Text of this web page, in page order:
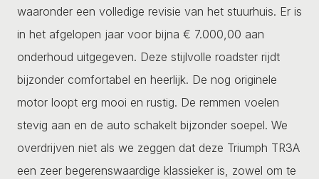
waaronder een volledige revisie van het stuurhuis. Er is
in het afgelopen jaar voor bijna € 7.000,00 aan
onderhoud uitgegeven. Deze stijlvolle roadster rijdt
bijzonder comfortabel en heerlijk. De nog originele
motor loopt erg mooi en rustig. De remmen voelen
stevig aan en de auto schakelt bijzonder soepel. We
overdrijven niet als we zeggen dat deze Triumph TR3A
een zeer begerenswaardige klassieker is, zowel om te